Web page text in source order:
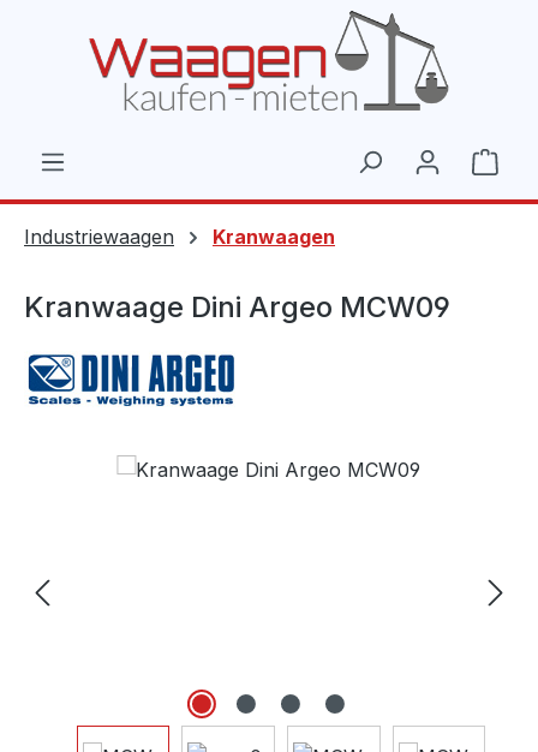
Industriewaagen Kranwaagen
Kranwaage Dini Argeo MCW09
Bildergalerie überspringen